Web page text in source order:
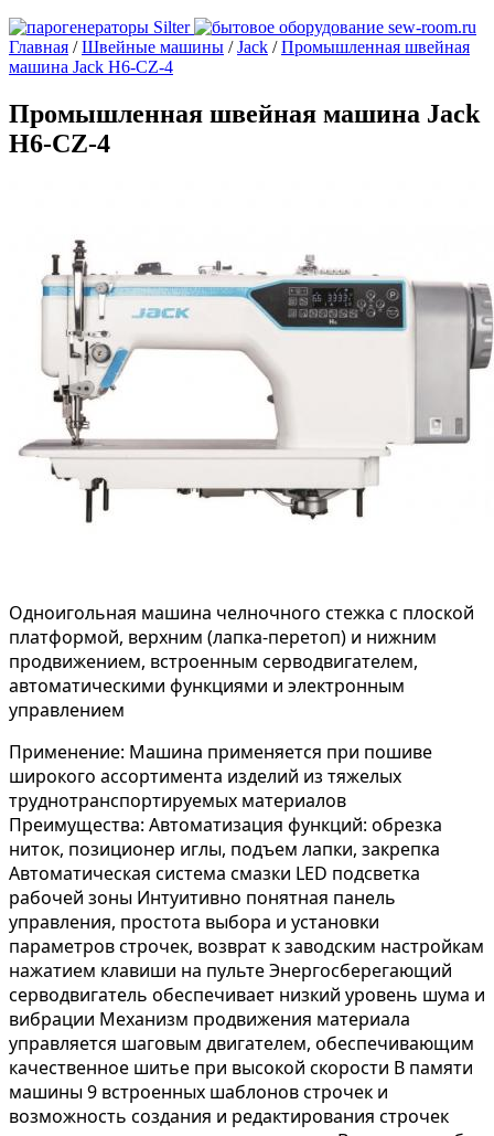
Главная /Швейные машины /Jack /Промышленная швейная
машина Jack H6-CZ-4
Промышленная швейная машина Jack
H6-CZ-4
Одноигольная машина челночного стежка с плоской
платформой, верхним (лапка-перетоп) и нижним
продвижением, встроенным серводвигателем,
автоматическими функциями и электронным
управлением
Применение: Машина применяется при пошиве
широкого ассортимента изделий из тяжелых
труднотранспортируемых материалов
Преимущества: Автоматизация функций: обрезка
ниток, позиционер иглы, подъем лапки, закрепка
Автоматическая система смазки LED подсветка
рабочей зоны Интуитивно понятная панель
управления, простота выбора и установки
параметров строчек, возврат к заводским настройкам
нажатием клавиши на пульте Энергосберегающий
серводвигатель обеспечивает низкий уровень шума и
вибрации Механизм продвижения материала
управляется шаговым двигателем, обеспечивающим
качественное шитье при высокой скорости В памяти
машины 9 встроенных шаблонов строчек и
возможность создания и редактирования строчек